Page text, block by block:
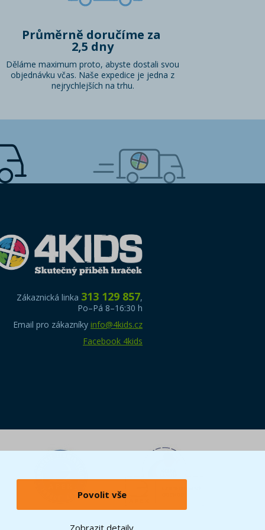
Povolit vše
Zobrazit detaily
Průměrně doručíme za
2,5 dny
Děláme maximum proto, abyste dostali svou
objednávku včas. Naše expedice je jedna z
nejrychlejších na trhu.
Zákaznická linka 313 129 857,
Po–Pá 8–16:30 h
Email pro zákazníky info@4kids.cz
Facebook 4kids